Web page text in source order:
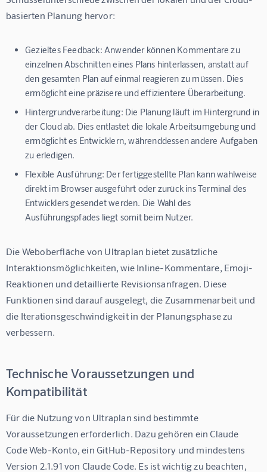
basierten Planung hervor:
Gezieltes Feedback: Anwender können Kommentare zu
einzelnen Abschnitten eines Plans hinterlassen, anstatt auf
den gesamten Plan auf einmal reagieren zu müssen. Dies
ermöglicht eine präzisere und effizientere Überarbeitung.
Hintergrundverarbeitung: Die Planung läuft im Hintergrund in
der Cloud ab. Dies entlastet die lokale Arbeitsumgebung und
ermöglicht es Entwicklern, währenddessen andere Aufgaben
zu erledigen.
Flexible Ausführung: Der fertiggestellte Plan kann wahlweise
direkt im Browser ausgeführt oder zurück ins Terminal des
Entwicklers gesendet werden. Die Wahl des
Ausführungspfades liegt somit beim Nutzer.
Die Weboberfläche von Ultraplan bietet zusätzliche
Interaktionsmöglichkeiten, wie Inline-Kommentare, Emoji-
Reaktionen und detaillierte Revisionsanfragen. Diese
Funktionen sind darauf ausgelegt, die Zusammenarbeit und
die Iterationsgeschwindigkeit in der Planungsphase zu
verbessern.
Technische Voraussetzungen und
Kompatibilität
Für die Nutzung von Ultraplan sind bestimmte
Voraussetzungen erforderlich. Dazu gehören ein Claude
Code Web-Konto, ein GitHub-Repository und mindestens
Version 2.1.91 von Claude Code. Es ist wichtig zu beachten,